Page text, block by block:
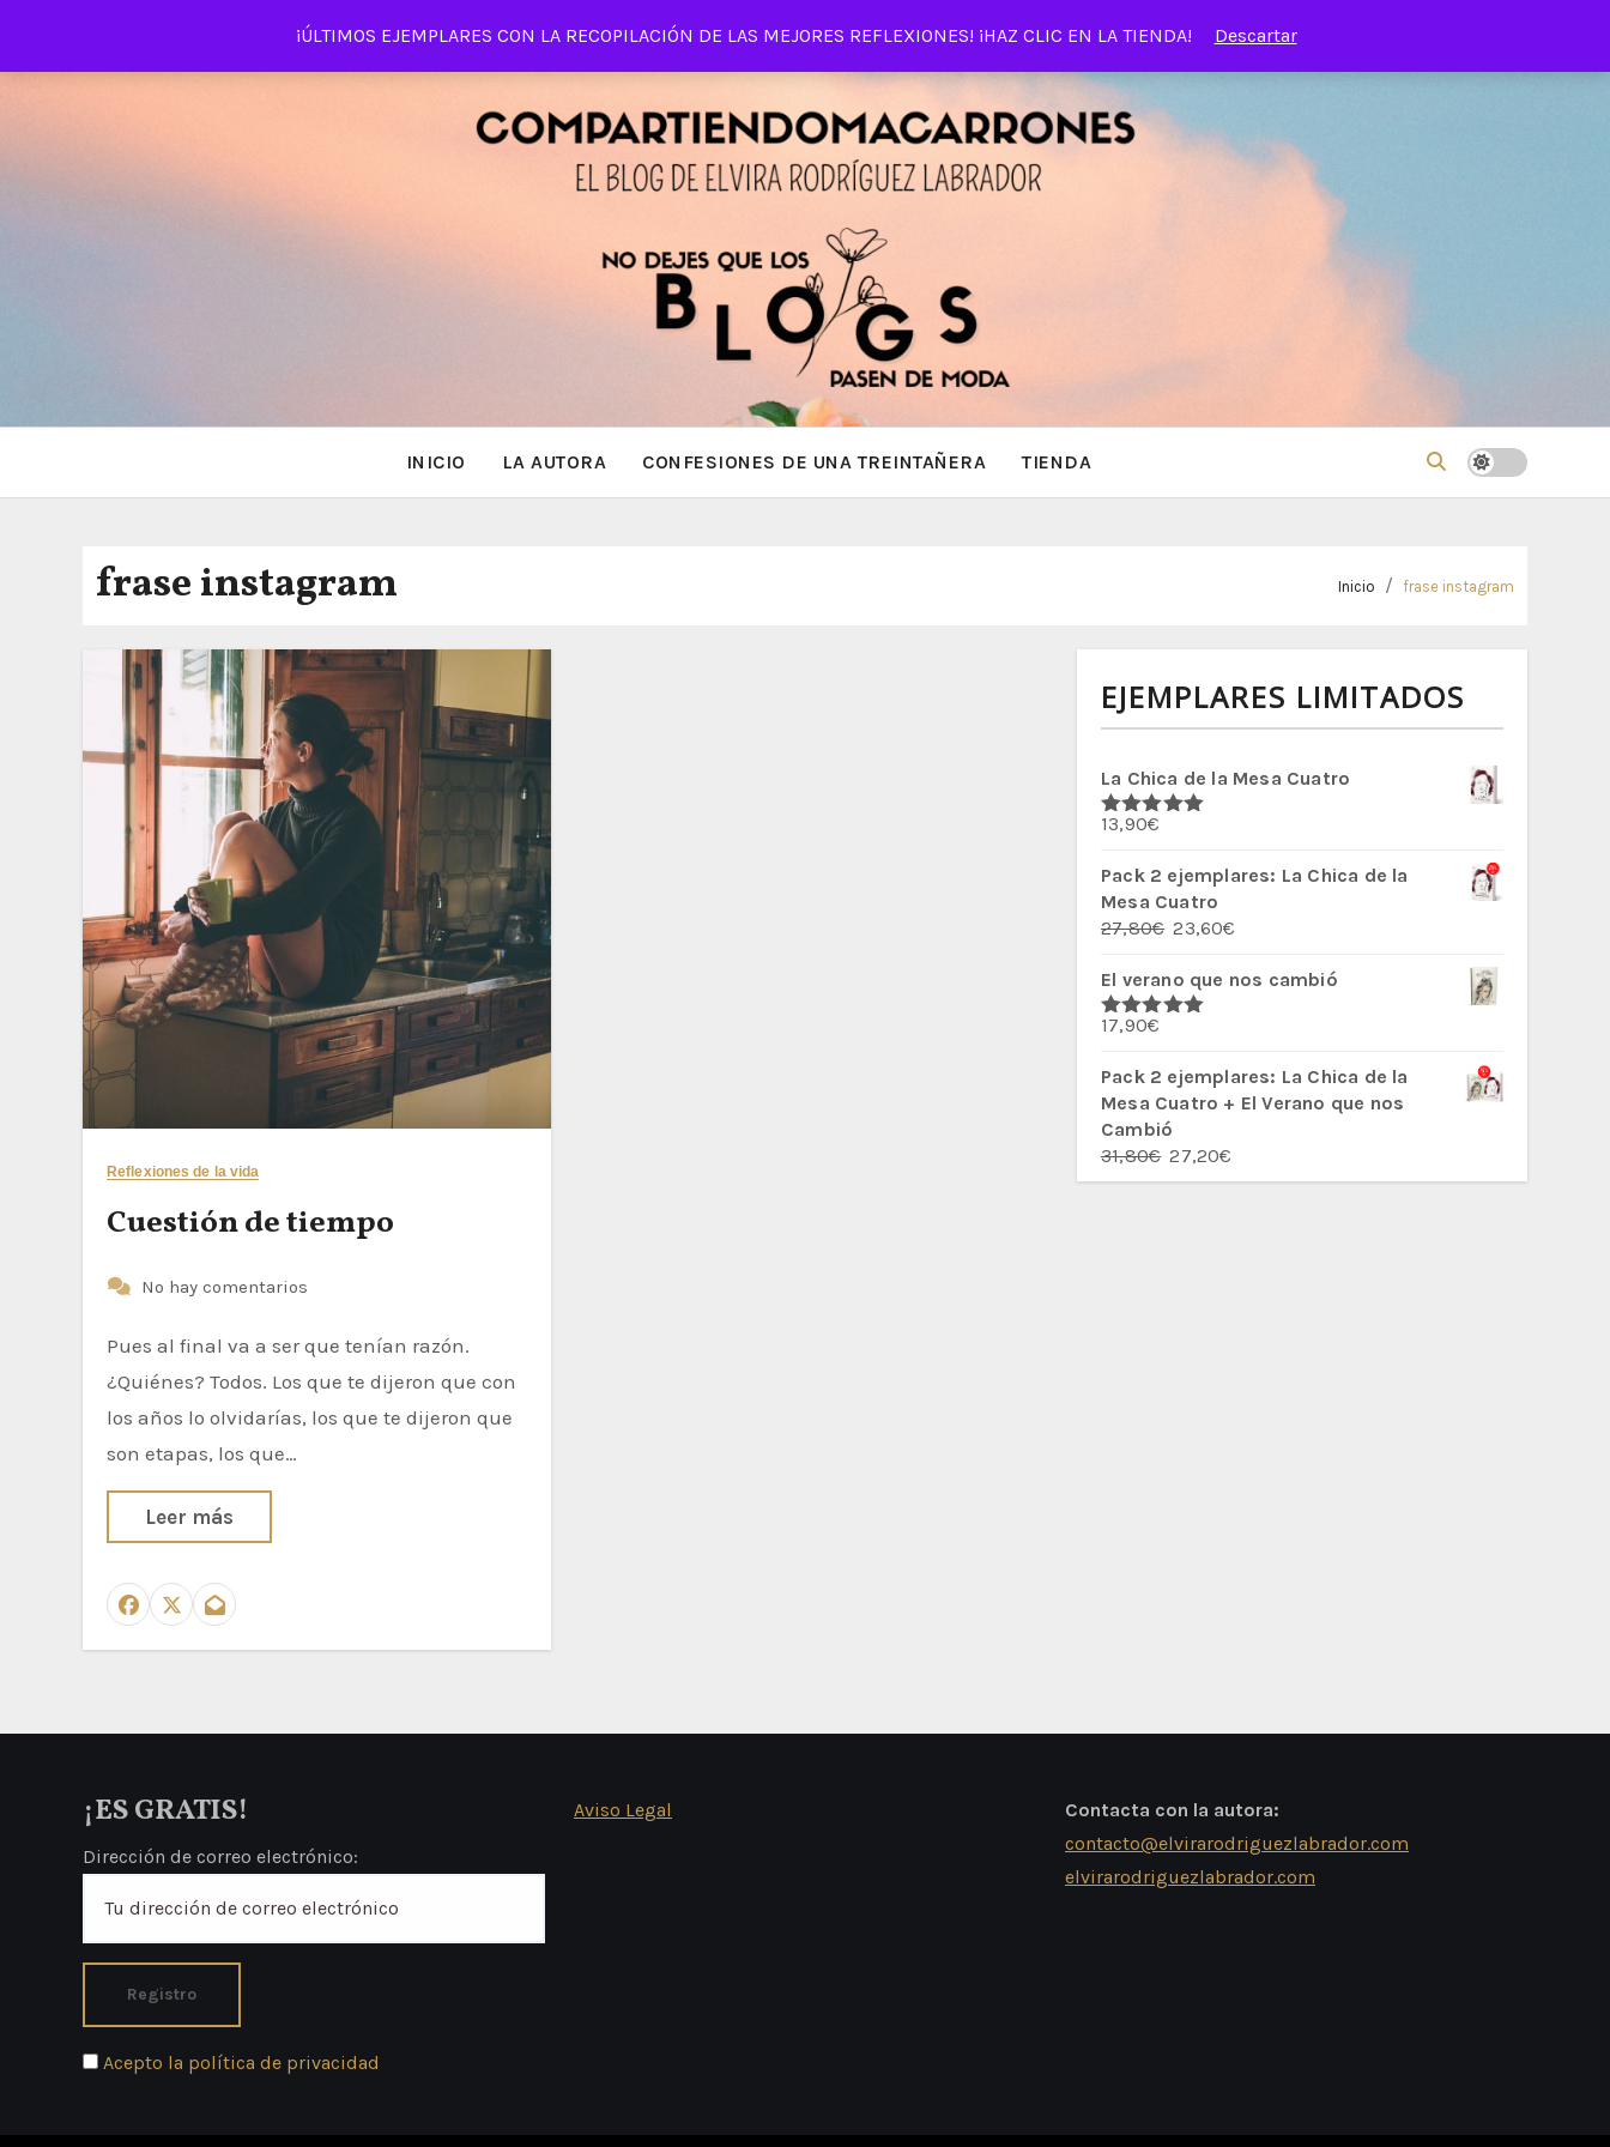
¡ÚLTIMOS EJEMPLARES CON LA RECOPILACIÓN DE LAS MEJORES REFLEXIONES! ¡HAZ CLIC EN LA TIENDA! Descartar
INICIO LA AUTORA CONFESIONES DE UNA TREINTAÑERA TIENDA
frase instagram Inicio frase instagram
Reflexiones de la vida
Cuestión de tiempo
No hay comentarios
Pues al final va a ser que tenían razón.
¿Quiénes? Todos. Los que te dijeron que con
los años lo olvidarías, los que te dijeron que
son etapas, los que…
Leer más
EJEMPLARES LIMITADOS
La Chica de la Mesa Cuatro
Valorado
5
13,90€
Pack 2 ejemplares: La Chica de la
Mesa Cuatro
27,80€ El
original
era:
23,60€
actual
El verano que nos cambió
Valorado
5
17,90€
Pack 2 ejemplares: La Chica de la
Mesa Cuatro + El Verano que nos
Cambió
31,80€ El
precio
27,20€
precio
¡ES GRATIS!
Dirección de correo electrónico:
Acepto la política de privacidad
Aviso Legal
Contacta con la autora:
contacto@elvirarodriguezlabrador.com
elvirarodriguezlabrador.com